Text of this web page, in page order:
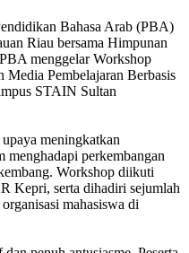
Bahasa Arab (PBA)
Riau bersama Himpunan
menggelar Workshop
Media Pembelajaran Berbasis
STAIN Sultan
meningkatkan
menghadapi perkembangan
Workshop diikuti
Kepri, serta dihadiri sejumlah
mahasiswa di